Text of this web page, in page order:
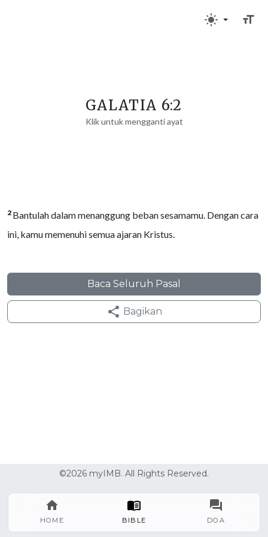
HOME BIBLE DOA
GALATIA 6:2
Klik untuk mengganti ayat
2 Bantulah dalam menanggung beban sesamamu. Dengan cara
ini, kamu memenuhi semua ajaran Kristus.
Baca Seluruh Pasal
Bagikan
©2026 myIMB. All Rights Reserved.